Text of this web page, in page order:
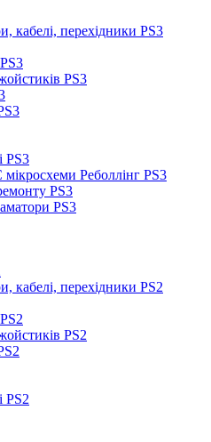
кабелі, перехідники PS3
PS3
PS3
Реболлінг PS3
PS3
PS3
кабелі, перехідники PS2
PS2
PS2